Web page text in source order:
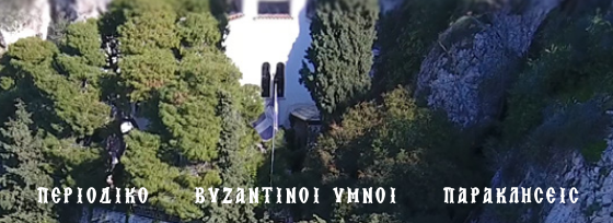
ΠΕΡΙΟΔΙΚΟ ΒΥΖΑΝΤΙΝΟΙ ΥΜΝΟΙ ΠΑΡΑΚΛΗΣΕΙΣ